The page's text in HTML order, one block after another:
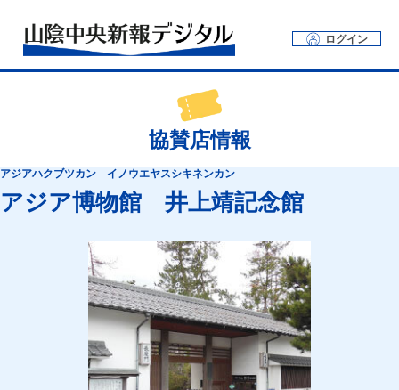
ログイン
協賛店情報
アジアハクブツカン イノウエヤスシキネンカン
アジア博物館 井上靖記念館